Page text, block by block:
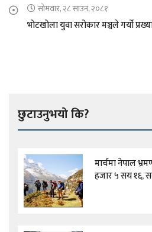
सोमवार, २८ साउन, २०८१
भोटखोला युवा सरोकार मञ्चले गर्यो
छुटाउनुभयो कि?
मार्चमा नेपाल
हजार ५ सय १६,